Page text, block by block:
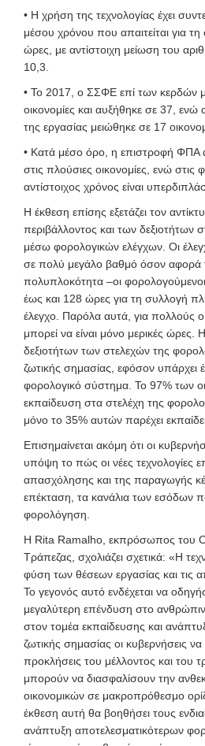
• Η χρήση της τεχνολογίας έχει
μέσου χρόνου που απαιτείται για
ώρες, με αντίστοιχη μείωση του
10,3.
• Το 2017, ο ΣΣΦΕ επί των κερδών
οικονομίες και αυξήθηκε σε 37,
της εργασίας μειώθηκε σε 17
• Κατά μέσο όρο, η επιστροφή ΦΠΑ
στις πλούσιες οικονομίες, ενώ στις
αντίστοιχος χρόνος είναι
Η έκθεση επίσης εξετάζει τον
περιβάλλοντος και των δεξιοτήτων
μέσω φορολογικών ελέγχων. Οι
σε πολύ μεγάλο βαθμό όσον αφορά
πολυπλοκότητα –οι
έως και 128 ώρες για τη συλλογή
έλεγχο. Παρόλα αυτά, για πολλούς ο
μπορεί να είναι μόνο μερικές ώρες.
δεξιοτήτων των στελεχών της
ζωτικής σημασίας, εφόσον υπάρχει
φορολογικό σύστημα. Το 97% των
εκπαίδευση στα στελέχη της
μόνο το 35% αυτών παρέχει
Επισημαίνεται ακόμη ότι οι
υπόψη το πώς οι νέες τεχνολογίες
απασχόλησης και της παραγωγής
επέκταση, τα κανάλια των εσόδων
φορολόγηση.
Η Rita Ramalho, εκπρόσωπος του
Τράπεζας, σχολιάζει σχετικά: «Η
φύση των θέσεων εργασίας και τις
Το γεγονός αυτό ενδέχεται να
μεγαλύτερη επένδυση στο
στον τομέα εκπαίδευσης και
ζωτικής σημασίας οι κυβερνήσεις
προκλήσεις του μέλλοντος και του
μπορούν να διασφαλίσουν την
οικονομικών σε μακροπρόθεσμο
έκθεση αυτή θα βοηθήσει τους
ανάπτυξη αποτελεσματικότερων